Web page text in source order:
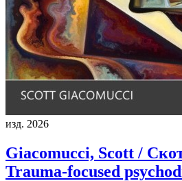
изд. 2026
Giacomucci, Scott /
Trauma-focused